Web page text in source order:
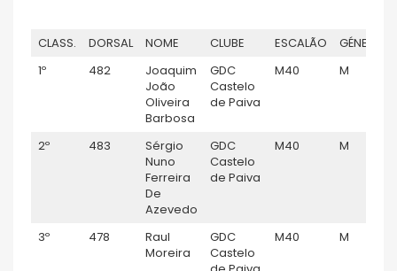
CLASS. DORSAL NOME CLUBE ESCALÃO GÉNERO
1º
482
Joaquim
João
Oliveira
Barbosa
GDC
Castelo
de Paiva
M40 M
2º 483
Sérgio
Nuno
Ferreira
De
Azevedo
GDC
Castelo
de Paiva
M40 M
3º 478
Raul
Moreira
GDC
Castelo
M40 M